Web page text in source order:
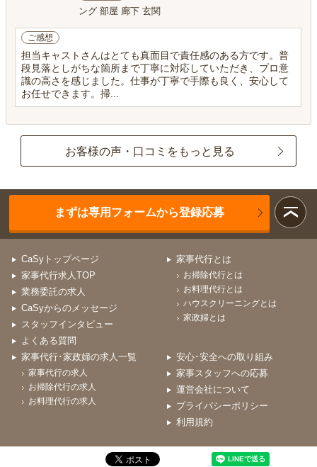
ング 部屋 廊下 玄関
ご感想
担当キャストさんはとても真面目で責任感のある方です。普
段見落としがちな箇所まで丁寧に対応していただき、プロ意
識の高さを感じました。仕事が丁寧で手際も良く、安心して
お任せできます。掃...
お客様の声・口コミをもっと見る
まずは専用フォームから登録応募
CaSyトップページ
家事代行求人TOP
業務委託の求人
CaSyからのメッセージ
スタッフインタビュー
よくある質問
家事代行とは
お掃除代行とは
お料理代行とは
ハウスクリーニングとは
家政婦とは
家事代行･家政婦の求人一覧
家事代行の求人
お掃除代行の求人
お料理代行の求人
安心･安全への取り組み
家事スタッフへの応募
運営会社について
プライバシーポリシー
利用規約